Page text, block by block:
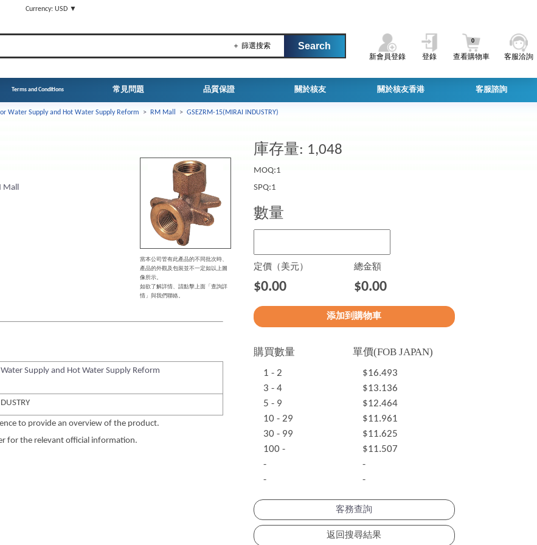
Currency: USD ▼
＋ 篩選搜索
新會員登錄 登錄 查看購物車
0
客服洽詢
Terms and Conditions 常見問題 品質保證 關於核友 關於核友香港 客服諮詢
Water Supply and Hot Water Supply Reform > RM Mall > GSEZRM-15(MIRAI INDUSTRY)
Mall
當本公司管有此產品的不同批次時、
產品的外觀及包裝並不一定如以上圖
像所示。
如欲了解詳情、請點擊上面「查詢詳
情」與我們聯絡。
Supply and Hot Water Supply Reform
to provide an overview of the product.
for the relevant official information.
庫存量: 1,048
MOQ:1
SPQ:1
數量
定價（美元） 總金額
$0.00 $0.00
購買數量 單價(FOB JAPAN)
1 - 2
$16.493
3 - 4
$13.136
5 - 9
$12.464
10 - 29
$11.961
30 - 99
$11.625
100 -
$11.507
-
-
-
-
客務查詢